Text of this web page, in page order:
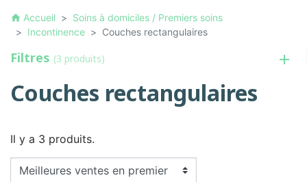
home Accueil
Soins à domiciles / Premiers soins
Incontinence
Couches rectangulaires
Filtres (3 produits)
Couches rectangulaires
Il y a 3 produits.